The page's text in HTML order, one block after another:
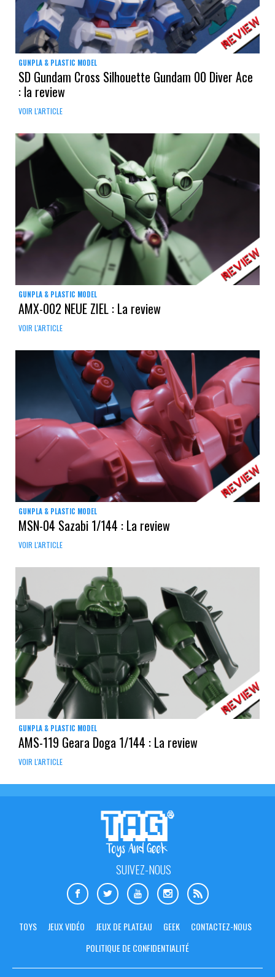
GUNPLA & PLASTIC MODEL
SD Gundam Cross Silhouette Gundam 00 Diver Ace
: la review
VOIR L'ARTICLE
GUNPLA & PLASTIC MODEL
AMX-002 NEUE ZIEL : La review
VOIR L'ARTICLE
GUNPLA & PLASTIC MODEL
MSN-04 Sazabi 1/144 : La review
VOIR L'ARTICLE
GUNPLA & PLASTIC MODEL
AMS-119 Geara Doga 1/144 : La review
VOIR L'ARTICLE
SUIVEZ-NOUS
TOYS JEUX VIDÉO JEUX DE PLATEAU GEEK
CONTACTEZ-NOUS
POLITIQUE DE CONFIDENTIALITÉ